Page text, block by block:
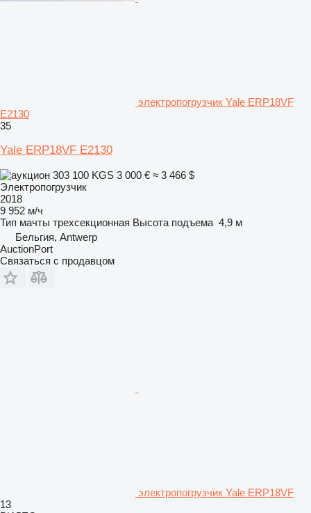
электропогрузчик Yale ERP18VF
E2130
35
Yale ERP18VF E2130
303 100 KGS 3 000 € ≈ 3 466 $
Электропогрузчик
2018
9 952 м/ч
Тип мачты трехсекционная Высота подъема 4,9 м
Бельгия, Antwerp
AuctionPort
Связаться с продавцом
электропогрузчик Yale ERP18VF
13